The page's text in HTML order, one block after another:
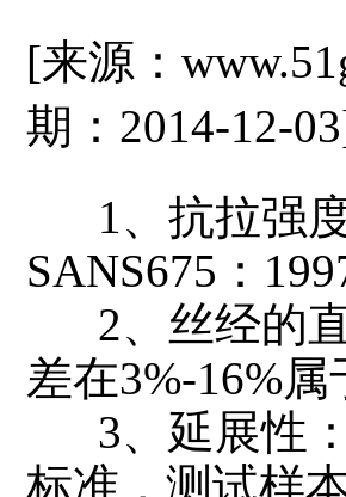
[来源：
期：2014-12-
1、抗拉强度
SANS675：
2、丝经的直
差在3%-16%属
3、延展性：
标准，测试样